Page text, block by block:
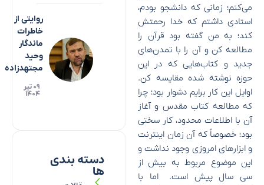
می‌کنم؛ زمانی که دانشجو بودم،
استادی داشتم که خدا رحمتش
کند؛ به من گفته بود قرآن را
مطالعه کن و آن را با تمدن‌های
جدید و کتاب‌هایی که در این
حوزه نوشته شده مقایسه کن.
اوایل این کار برایم دشوار بود؛ چرا
که مطالعه کتاب مقدس و آغاز
آن با اطلاعات محدود، کار سختی
بود؛ خصوصاً که آن زمان اینترنت
و ابزار‌های امروزی وجود نداشت و
این موضوع مربوط به بیش از
سی سال پیش است. اما با
روایتی از
خاطرات
ماندگار
وحید
مجتهدزاده
۰۹ تیر
۱۴۰۴
دسته بندی
ها